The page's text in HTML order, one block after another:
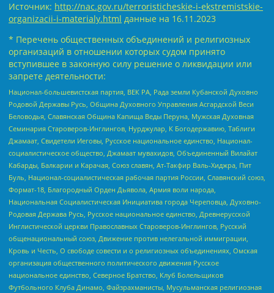
Источник: http://nac.gov.ru/terroristicheskie-i-ekstremistskie-
organizacii-i-materialy.html данные на 16.11.2023
* Перечень общественных объединений и религиозных
организаций в отношении которых судом принято
вступившее в законную силу решение о ликвидации или
запрете деятельности:
Национал-большевистская партия, ВЕК РА, Рада земли Кубанской Духовно
Родовой Державы Русь, Община Духовного Управления Асгардской Веси
Беловодья, Славянская Община Капища Веды Перуна, Мужская Духовная
Семинария Староверов-Инглингов, Нурджулар, К Богодержавию, Таблиги
Джамаат, Свидетели Иеговы, Русское национальное единство, Национал-
социалистическое общество, Джамаат мувахидов, Объединенный Вилайат
Кабарды, Балкарии и Карачая, Союз славян, Ат-Такфир Валь-Хиджра, Пит
Буль, Национал-социалистическая рабочая партия России, Славянский союз,
Формат-18, Благородный Орден Дьявола, Армия воли народа,
Национальная Социалистическая Инициатива города Череповца, Духовно-
Родовая Держава Русь, Русское национальное единство, Древнерусской
Инглистической церкви Православных Староверов-Инглингов, Русский
общенациональный союз, Движение против нелегальной иммиграции,
Кровь и Честь, О свободе совести и о религиозных объединениях, Омская
организация общественного политического движения Русское
национальное единство, Северное Братство, Клуб Болельщиков
Футбольного Клуба Динамо, Файзрахманисты, Мусульманская религиозная